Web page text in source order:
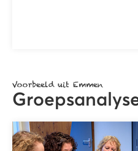
Voorbeeld uit Emmen